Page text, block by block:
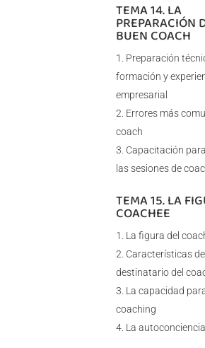
TEMA 14. LA
PREPARACIÓN
BUEN COACH
Preparación
formación y
empresarial
Errores más
coach
Capacitación
las sesiones de
TEMA 15. LA
COACHEE
La figura del
Características del
destinatario del
La capacidad
coaching
La